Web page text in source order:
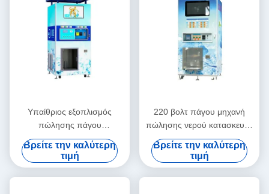
Υπαίθριος εξοπλισμός
πώλησης πάγου
αυτοεξυπηρετήσεων με την
ικανότητα 900kg/24H
Βρείτε την καλύτερη
τιμή
220 βολτ πάγου μηχανή
πώλησης νερού κατασκευής
καθαρή με το πιστοποιητικό
CE ISO
Βρείτε την καλύτερη
τιμή